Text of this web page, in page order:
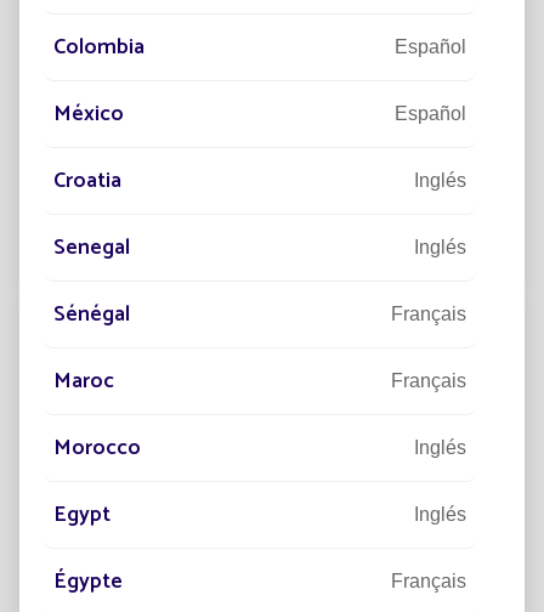
04/06/2024
Alumbrado público solar: un paso hacia
la ciudad verde
Leer el artículo
Colombia Español
México Español
Croatia Inglés
Senegal Inglés
Sénégal Français
Maroc Français
Morocco Inglés
Egypt Inglés
Égypte Français